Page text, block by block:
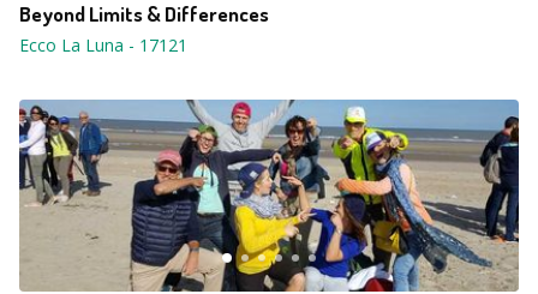
Beyond Limits & Differences
Ecco La Luna - 17121